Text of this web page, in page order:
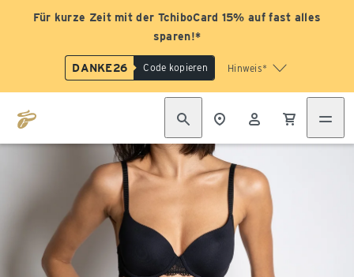
Für kurze Zeit mit der TchiboCard 15% auf fast alles
sparen!*
DANKE26 Code kopieren Hinweis*